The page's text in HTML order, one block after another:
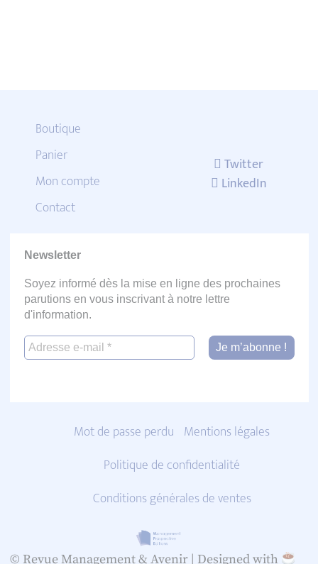
Boutique
Panier
Mon compte
Contact
Twitter
LinkedIn
Newsletter
Soyez informé dès la mise en ligne des prochaines
parutions en vous inscrivant à notre lettre
d'information.
Mot de passe perdu Mentions légales
Politique de confidentialité
Conditions générales de ventes
© Revue Management & Avenir | Designed with